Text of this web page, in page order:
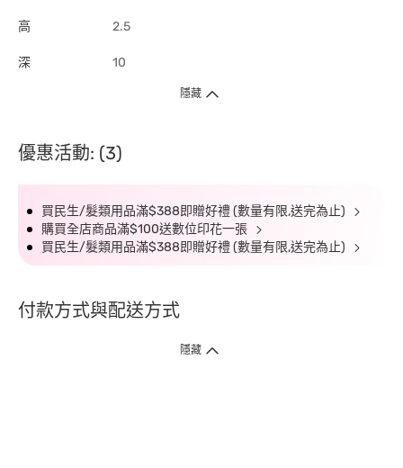
高 2.5
深 10
隱藏
優惠活動: (3)
買民生/髮類用品滿$388即贈好禮 (數量有限,送完為止)
購買全店商品滿$100送數位印花一張
買民生/髮類用品滿$388即贈好禮 (數量有限,送完為止)
付款方式與配送方式
隱藏